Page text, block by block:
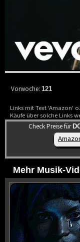
Vorwoche:121
Links mit Text 'Amazon'
Käufe über solche Links
Check Preise für
Mehr Musik-